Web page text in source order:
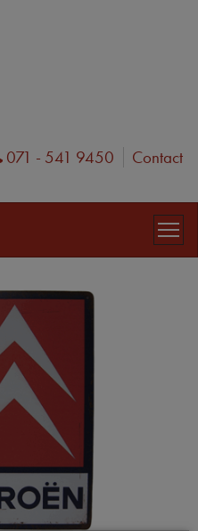
Phone
071 - 541 9450
Contact